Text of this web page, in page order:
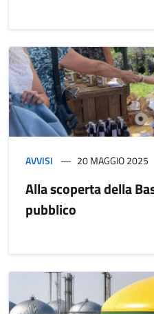
AVVISI 20 MAGGIO 2025
Alla scoperta della
pubblico